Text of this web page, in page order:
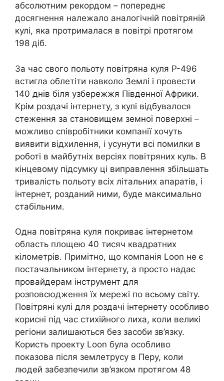
абсолютним рекордом – попереднє
досягнення належало аналогічній повітряній
кулі, яка протрималася в повітрі протягом
198 діб.
За час свого польоту повітряна куля P-496
встигла облетіти навколо Землі і провести
140 днів біля узбережжя Південної Африки.
Крім роздачі інтернету, з кулі відбувалося
стеження за становищем земної поверхні –
можливо співробітники компанії хочуть
виявити відхилення, і усунути всі помилки в
роботі в майбутніх версіях повітряних куль. В
кінцевому підсумку ці виправлення збільшать
тривалість польоту всіх літальних апаратів, і
інтернет, розданий ними, буде максимально
стабільним.
Одна повітряна куля покриває інтернетом
область площею 40 тисяч квадратних
кілометрів. Примітно, що компанія Loon не є
постачальником інтернету, а просто надає
провайдерам інструмент для
розповсюдження їх мережі по всьому світу.
Повітряні кулі для роздачі інтернету особливо
корисні під час стихійного лиха, коли великі
регіони залишаються без засоби зв’язку.
Користь проекту Loon була особливо
показова після землетрусу в Перу, коли
людей забезпечили зв’язком протягом 48